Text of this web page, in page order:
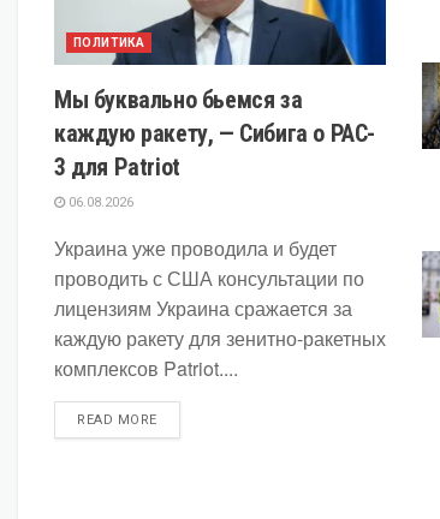
ПОЛИТИКА
Мы буквально бьемся за
каждую ракету, — Сибига о PAC-
3 для Patriot
06.08.2026
Украина уже проводила и будет
проводить с США консультации по
лицензиям Украина сражается за
каждую ракету для зенитно-ракетных
комплексов Patriot....
READ MOREDETAILS